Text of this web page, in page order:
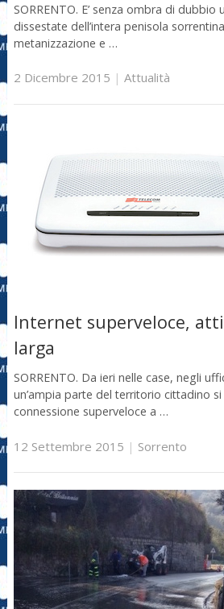
SORRENTO. E’ senza ombra di dubbio
dissestate dell’intera penisola
metanizzazione e …
2 Dicembre 2015 | Attualità
Internet superveloce,
larga
SORRENTO. Da ieri nelle case, negli
un’ampia parte del territorio cittadino
connessione superveloce a …
12 Settembre 2015 | Sorrento